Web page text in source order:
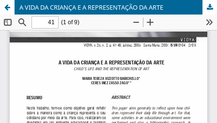
A VIDA DA CRIANÇA E A REPRESENTAÇÃO DA ARTE